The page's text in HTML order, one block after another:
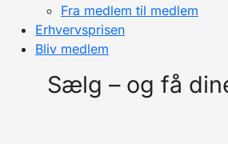
Fra medlem til medlem
Erhvervsprisen
Bliv medlem
Sælg – og få